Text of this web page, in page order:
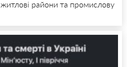
райони та промислову